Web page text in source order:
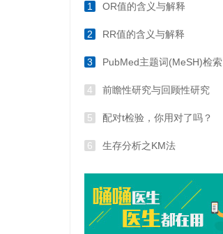
1 OR值的含义与解释
2 RR值的含义与解释
3 PubMed主题词(MeSH)检索
4 前瞻性研究与回顾性研究
5 配对t检验，你用对了吗？
6 生存分析之KM法